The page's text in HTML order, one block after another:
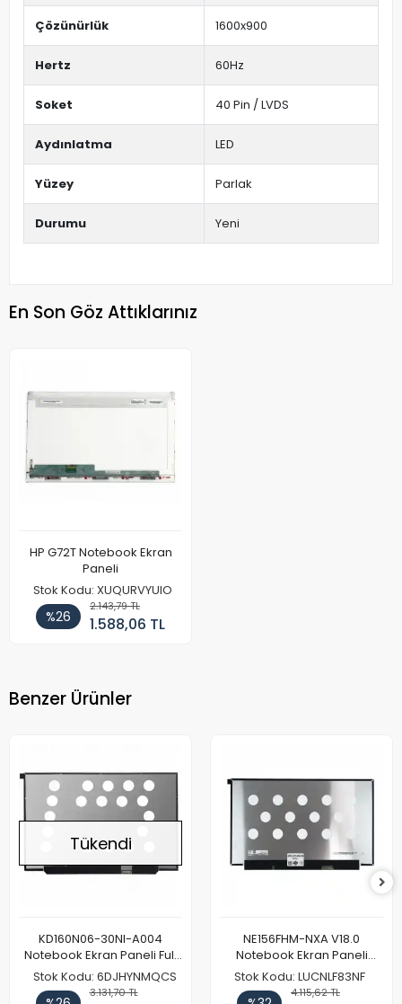
Çözünürlük 1600x900
Hertz 60Hz
Soket 40 Pin / LVDS
Aydınlatma LED
Yüzey Parlak
Durumu Yeni
En Son Göz Attıklarınız
HP G72T Notebook Ekran
Paneli
Stok Kodu: XUQURVYUIO
%26
2.143,79 TL
1.588,06 TL
Benzer Ürünler
Tükendi
KD160N06-30NI-A004
Notebook Ekran Paneli Full
HD
Stok Kodu: 6DJHYNMQCS
3.131,70 TL
NE156FHM-NXA V18.0
Notebook Ekran Paneli
144Hz
Stok Kodu: LUCNLF83NF
4.115,62 TL